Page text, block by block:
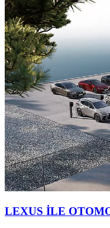
LEXUS İLE